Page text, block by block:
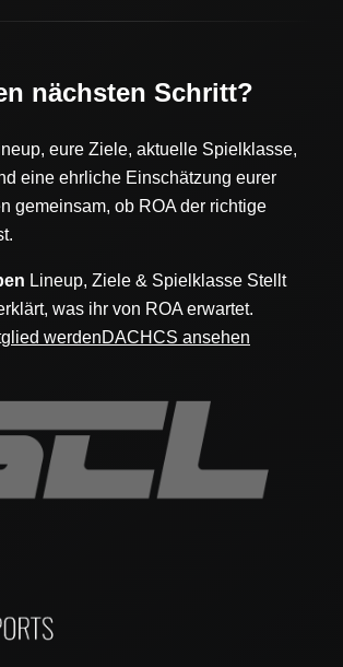
nächsten Schritt?
eure Ziele, aktuelle Spielklasse,
eine ehrliche Einschätzung eurer
gemeinsam, ob ROA der richtige
Lineup, Ziele & Spielklasse Stellt
was ihr von ROA erwartet.
werdenDACHCS ansehen